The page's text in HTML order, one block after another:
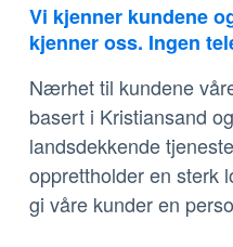
Vi kjenner kundene
kjenner oss. Ingen
Nærhet til kundene
basert i Kristiansand
landsdekkende
opprettholder en sterk
gi våre kunder en